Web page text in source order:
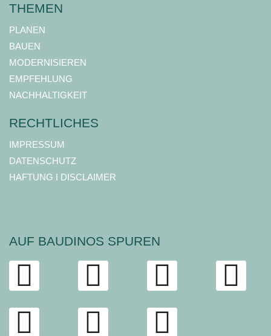
THEMEN
PLANEN
BAUEN
MODERNISIEREN
EMPFEHLUNG
NACHHALTIGKEIT
RECHTLICHES
IMPRESSUM
DATENSCHUTZ
HAFTUNG I DISCLAIMER
AUF BAUDINOS SPUREN